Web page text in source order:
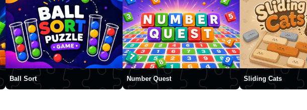
Ball Sort Number Quest Sliding Cats